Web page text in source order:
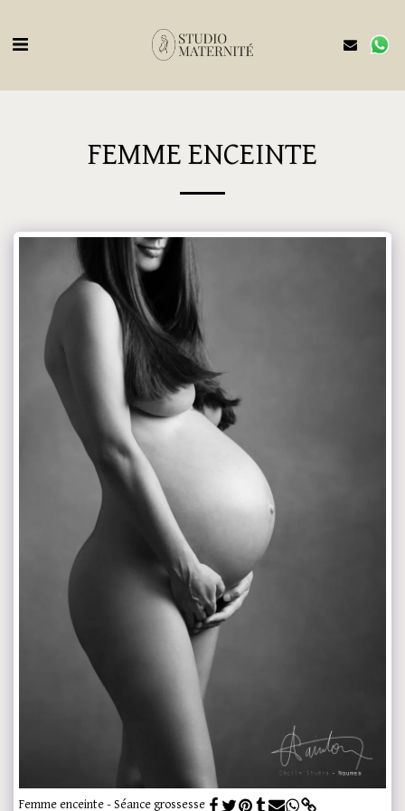
FEMME ENCEINTE
Femme enceinte - Séance grossesse